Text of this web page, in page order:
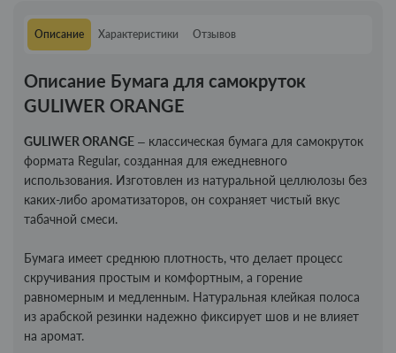
Описание Характеристики Отзывов
Описание Бумага для самокруток
GULIWER ORANGE
GULIWER ORANGE – классическая бумага для самокруток
формата Regular, созданная для ежедневного
использования. Изготовлен из натуральной целлюлозы без
каких-либо ароматизаторов, он сохраняет чистый вкус
табачной смеси.
Бумага имеет среднюю плотность, что делает процесс
скручивания простым и комфортным, а горение
равномерным и медленным. Натуральная клейкая полоса
из арабской резинки надежно фиксирует шов и не влияет
на аромат.